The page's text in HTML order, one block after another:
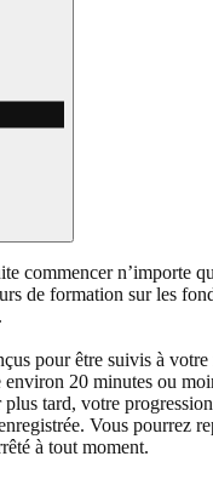
commencer n’importe
de formation sur les
pour être suivis à
environ 20 minutes ou
tard, votre
Vous pourrez
à tout moment.